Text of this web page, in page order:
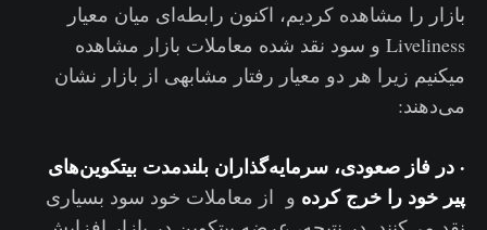
بازار را مشاهده کردیم، اکنون رابطه‌ای میان معیار
Liveliness و سود نقد شده معاملات بازار مشاهده
میکنیم زیرا هر دو معیار رفتار مشابهی از بازار نشان
می‌دهند:
·در فاز صعودی، سرمایه‌گذاران بلندمدت بیتکوین‌های
پیر خود را خرج کرده و از معاملات خود سود بسیاری